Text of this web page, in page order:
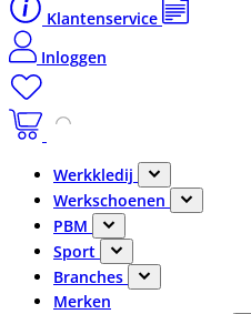
Klantenservice
Inloggen
Werkkledij
Werkschoenen
PBM
Sport
Branches
Merken